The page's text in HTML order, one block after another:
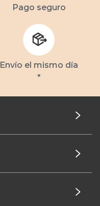
Pago seguro
Envío el mismo día
*